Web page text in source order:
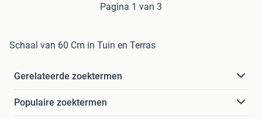
Pagina 1 van 3
Schaal van 60 Cm in Tuin en Terras
Gerelateerde zoektermen
Populaire zoektermen